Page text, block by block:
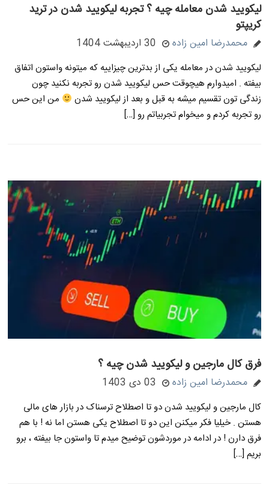
لیکویید شدن معامله چیه ؟ تجربه لیکویید شدن در ترید
کریپتو
محمدرضا امین زاده 30 اردیبهشت 1404
لیکویید شدن در معامله یکی از بدترین چیزاییه که میتونه واستون اتفاق
بیفته . امیدوارم هیچوقت حس لیکویید شدن رو تجربه نکنید چون
زندگی تون تقسیم میشه به قبل و بعد از لیکویید شدن
من این حس
رو تجربه کردم و میخوام تجربیاتم رو […]
فرق کال مارجین و لیکویید شدن چیه ؟
محمدرضا امین زاده 03 دی 1403
کال مارجین و لیکویید شدن دو تا اصطلاح ترسناک در بازار های مالی
هستن . خیلیا فکر میکنن این دو تا اصطلاح یکی هستن اما نه ! با هم
فرق دارن ! در ادامه در موردشون توضیح میدم تا واستون جا بیفته ، برو
بریم […]